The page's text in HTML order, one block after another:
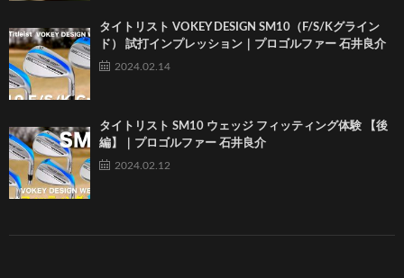
タイトリスト VOKEY DESIGN SM10（F/S/Kグライン
ド） 試打インプレッション｜プロゴルファー 石井良介
2024.02.14
タイトリスト SM10 ウェッジ フィッティング体験 【後
編】｜プロゴルファー 石井良介
2024.02.12